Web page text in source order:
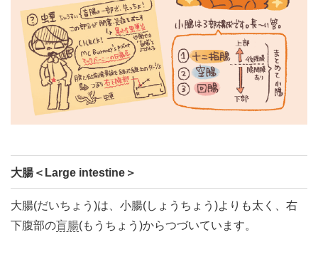
大腸＜Large intestine＞
大腸(だいちょう)は、小腸(しょうちょう)よりも太く、右
下腹部の盲腸(もうちょう)からつづいています。